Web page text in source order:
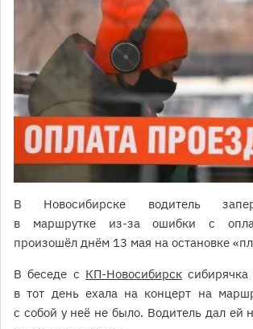
В Новосибирске водитель
в маршрутке из-за ошибки с
произошёл днём 13 мая на остановке
В беседе с КП-Новосибирск сибирячка
в тот день ехала на концерт на
с собой у неё не было. Водитель дал ей